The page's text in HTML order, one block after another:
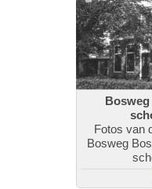
Fotos van
Bosweg